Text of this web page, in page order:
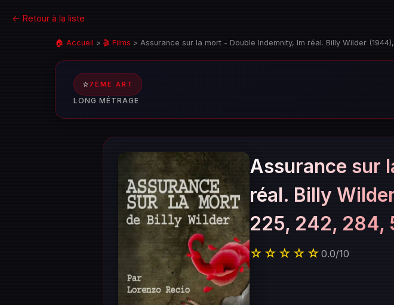
← Retour à la liste
🏠 Accueil > 🎬 Films > Assurance sur la mort - Double Indemnity, lm réal. Billy Wilder
⭐7ÈME ART
LONG MÉTRAGE
Assurance sur
réal. Billy
225, 242, 284,
☆☆☆☆☆ 0.0/10